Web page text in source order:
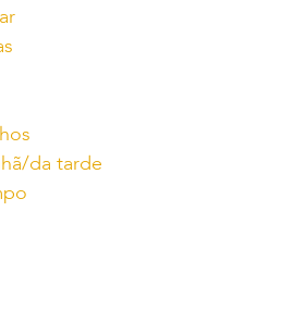
da tarde